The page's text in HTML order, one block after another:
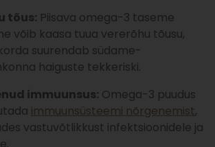
tõus: Piisava omega-3 taseme
võib kaasa tuua vererõhu tõusu,
suurendab südame-
haiguste tekkeriski.
immuunsus: Omega-3 puudus
immuunsüsteemi nõrgenemist,
vastuvõtlikkust infektsioonidele ja